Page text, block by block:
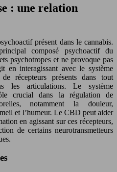
: une relation
présent dans le cannabis.
composé psychoactif du
psychotropes et ne provoque pas
en interagissant avec le système
récepteurs présents dans tout
les articulations. Le système
crucial dans la régulation de
notamment la douleur,
et l’humeur. Le CBD peut aider
en agissant sur ces récepteurs,
de certains neurotransmetteurs